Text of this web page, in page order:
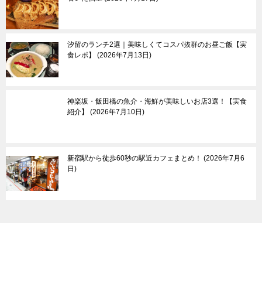
父島
母島
その他
汐留のランチ2選｜美味しくてコスパ抜群のお昼ご飯【実
食レポ】
2026年7月13日
神楽坂・飯田橋の魚介・海鮮が美味しいお店3選！【実食
紹介】
2026年7月10日
新宿駅から徒歩60秒の駅近カフェまとめ！
2026年7月6
日